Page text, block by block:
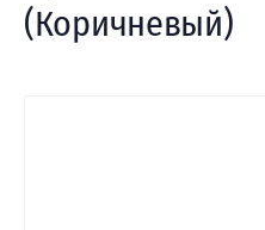
(Коричневый)